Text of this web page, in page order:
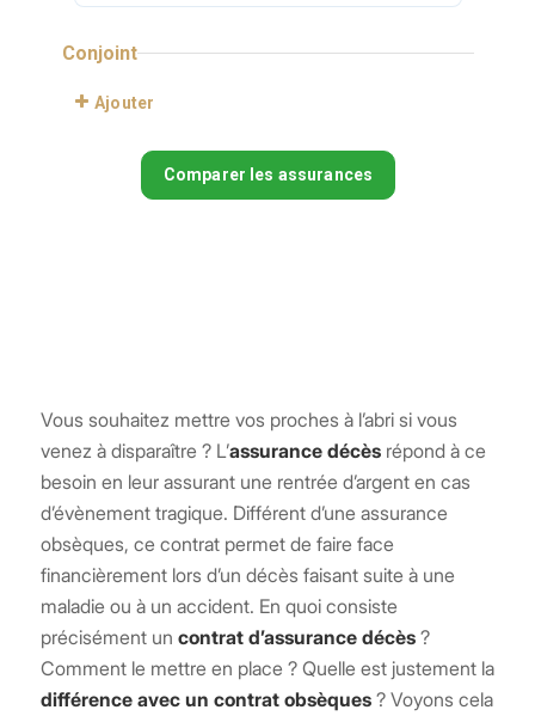
Vous souhaitez mettre vos proches à l’abri si vous
venez à disparaître ? L’assurance décèsrépond à ce
besoin en leur assurant une rentrée d’argent en cas
d’évènement tragique. Différent d’une assurance
obsèques, ce contrat permet de faire face
financièrement lors d’un décès faisant suite à une
maladie ou à un accident. En quoi consiste
précisément un contrat d’assurance décès?
Comment le mettre en place ? Quelle est justement la
différence avec un contrat obsèques? Voyons cela